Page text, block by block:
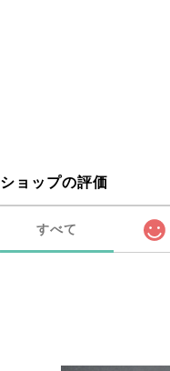
ショップの評価
すべて